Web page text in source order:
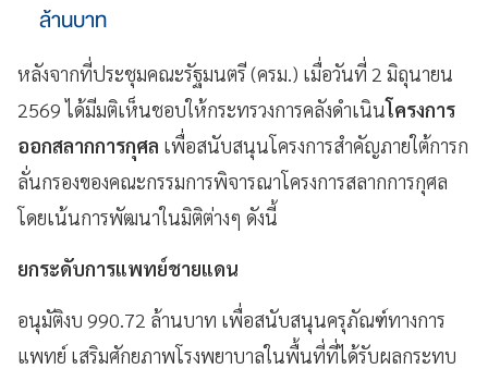
ล้านบาท
หลังจากที่ประชุมคณะรัฐมนตรี (ครม.) เมื่อวันที่ 2 มิถุนายน
2569 ได้มีมติเห็นชอบให้กระทรวงการคลังดำเนินโครงการ
ออกสลากการกุศล เพื่อสนับสนุนโครงการสำคัญภายใต้การก
ลั่นกรองของคณะกรรมการพิจารณาโครงการสลากการกุศล
โดยเน้นการพัฒนาในมิติต่างๆ ดังนี้
ยกระดับการแพทย์ชายแดน
อนุมัติงบ 990.72 ล้านบาท เพื่อสนับสนุนครุภัณฑ์ทางการ
แพทย์ เสริมศักยภาพโรงพยาบาลในพื้นที่ที่ได้รับผลกระทบ